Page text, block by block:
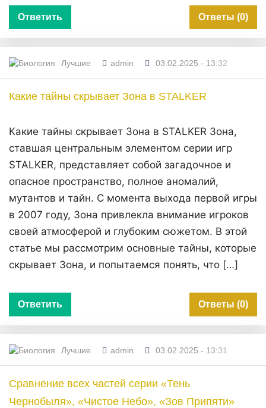
Ответить Ответы (0)
Лучшие admin 03.02.2025 - 13:32
Какие тайны скрывает Зона в STALKER
Какие тайны скрывает Зона в STALKER Зона,
ставшая центральным элементом серии игр
STALKER, представляет собой загадочное и
опасное пространство, полное аномалий,
мутантов и тайн. С момента выхода первой игры
в 2007 году, Зона привлекла внимание игроков
своей атмосферой и глубоким сюжетом. В этой
статье мы рассмотрим основные тайны, которые
скрывает Зона, и попытаемся понять, что […]
Ответить Ответы (0)
Лучшие admin 03.02.2025 - 13:31
Сравнение всех частей серии «Тень
Чернобыля», «Чистое Небо», «Зов Припяти»